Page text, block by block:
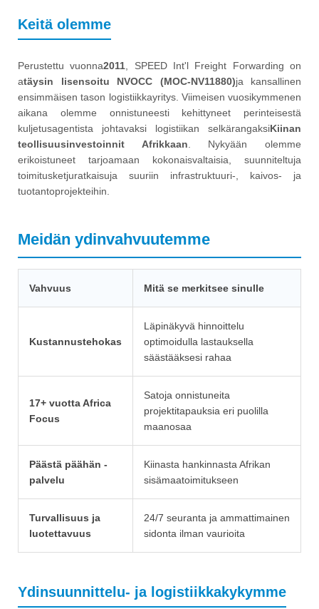
Keitä olemme
Perustettu vuonna2011 , SPEED Int'l Freight Forwarding on
atäysin lisensoitu NVOCC (MOC-NV11880)ja kansallinen
ensimmäisen tason logistiikkayritys. Viimeisen vuosikymmenen
aikana olemme onnistuneesti kehittyneet perinteisestä
kuljetusagentista johtavaksi logistiikan selkärangaksiKiinan
teollisuusinvestoinnit Afrikkaan . Nykyään olemme
erikoistuneet tarjoamaan kokonaisvaltaisia, suunniteltuja
toimitusketjuratkaisuja suuriin infrastruktuuri-, kaivos- ja
tuotantoprojekteihin.
Meidän ydinvahvuutemme
Vahvuus Mitä se merkitsee sinulle
Kustannustehokas
Läpinäkyvä hinnoittelu
optimoidulla lastauksella
säästääksesi rahaa
17+ vuotta Africa
Focus
Satoja onnistuneita
projektitapauksia eri puolilla
maanosaa
Päästä päähän -
palvelu
Kiinasta hankinnasta Afrikan
sisämaatoimitukseen
Turvallisuus ja
luotettavuus
24/7 seuranta ja ammattimainen
sidonta ilman vaurioita
Ydinsuunnittelu- ja logistiikkakykymme